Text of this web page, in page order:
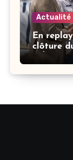
Actualité
En
clôture